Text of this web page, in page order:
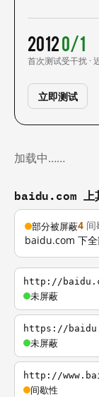
2012
首次测试
0/1
受干扰 ·
立即测试
加载中……
baidu.com 上
部分被屏蔽4 间
baidu.com 下
http://
未屏蔽
https://
未屏蔽
http://
间歇性